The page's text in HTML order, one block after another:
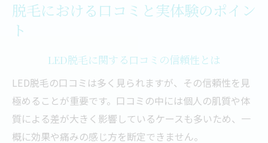
脱毛における口コミと実体験のポイン
ト
LED脱毛に関する口コミの信頼性とは
LED脱毛の口コミは多く見られますが、その信頼性を見
極めることが重要です。口コミの中には個人の肌質や体
質による差が大きく影響しているケースも多いため、一
概に効果や痛みの感じ方を断定できません。